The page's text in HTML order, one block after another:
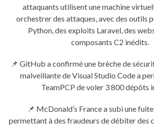
attaquants utilisent une machine
orchestrer des attaques, avec des outils
Python, des exploits Laravel, des
composants C2 inédits.
📌 GitHub a confirmé une brèche de
malveillante de Visual Studio Code a
TeamPCP de voler 3 800 dépôts
📌 McDonald’s France a subi une
permettant à des fraudeurs de débiter des